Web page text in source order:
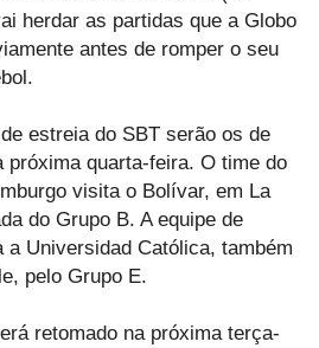
herdar as partidas que a Globo
antes de romper o seu
estreia do SBT serão os de
próxima quarta-feira. O time do
visita o Bolívar, em La
do Grupo B. A equipe de
a Universidad Católica, também
pelo Grupo E.
retomado na próxima terça-